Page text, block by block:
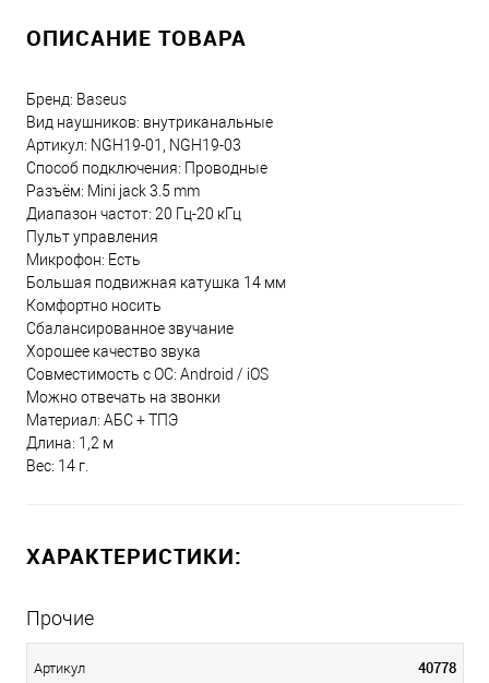
ОПИСАНИЕ ТОВАРА
Бренд: Baseus
Вид наушников: внутриканальные
Артикул: NGH19-01, NGH19-03
Способ подключения: Проводные
Разъём: Mini jack 3.5 mm
Диапазон частот: 20 Гц-20 кГц
Пульт управления
Микрофон: Есть
Большая подвижная катушка 14 мм
Комфортно носить
Сбалансированное звучание
Хорошее качество звука
Совместимость с ОС: Android / iOS
Можно отвечать на звонки
Материал: АБС + ТПЭ
Длина: 1,2 м
Вес: 14 г.
ХАРАКТЕРИСТИКИ:
Прочие
Артикул 40778